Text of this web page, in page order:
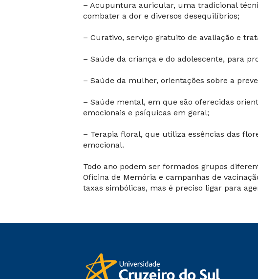
– Acupuntura auricular, uma tradicional
combater a dor e diversos desequilíbrios;
– Curativo, serviço gratuito de avaliação e
– Saúde da criança e do adolescente, para
– Saúde da mulher, orientações sobre a
– Saúde mental, em que são oferecidas
emocionais e psíquicas em geral;
– Terapia floral, que utiliza essências das
emocional.
Todo ano podem ser formados grupos
Oficina de Memória e campanhas de
taxas simbólicas, mas é preciso ligar para